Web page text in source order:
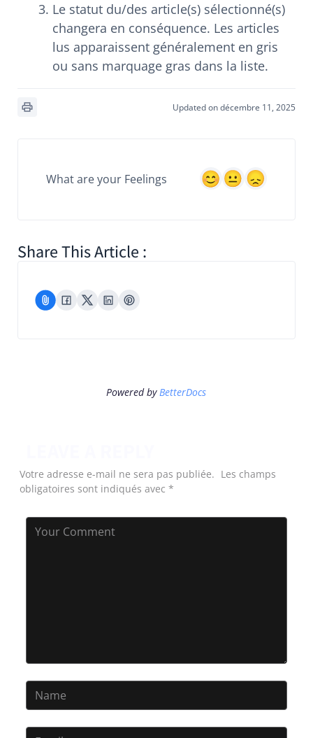
Le statut du/des article(s) sélectionné(s)
changera en conséquence. Les articles
lus apparaissent généralement en gris
ou sans marquage gras dans la liste.
Updated on décembre 11, 2025
What are your Feelings
Share This Article :
Powered by BetterDocs
Votre adresse e-mail ne sera pas publiée. Les champs
obligatoires sont indiqués avec *